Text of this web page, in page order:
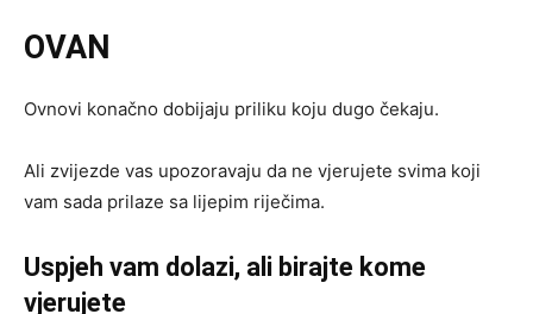
OVAN
Ovnovi konačno dobijaju priliku koju dugo čekaju.
Ali zvijezde vas upozoravaju da ne vjerujete svima koji
vam sada prilaze sa lijepim riječima.
Uspjeh vam dolazi, ali birajte kome
vjerujete